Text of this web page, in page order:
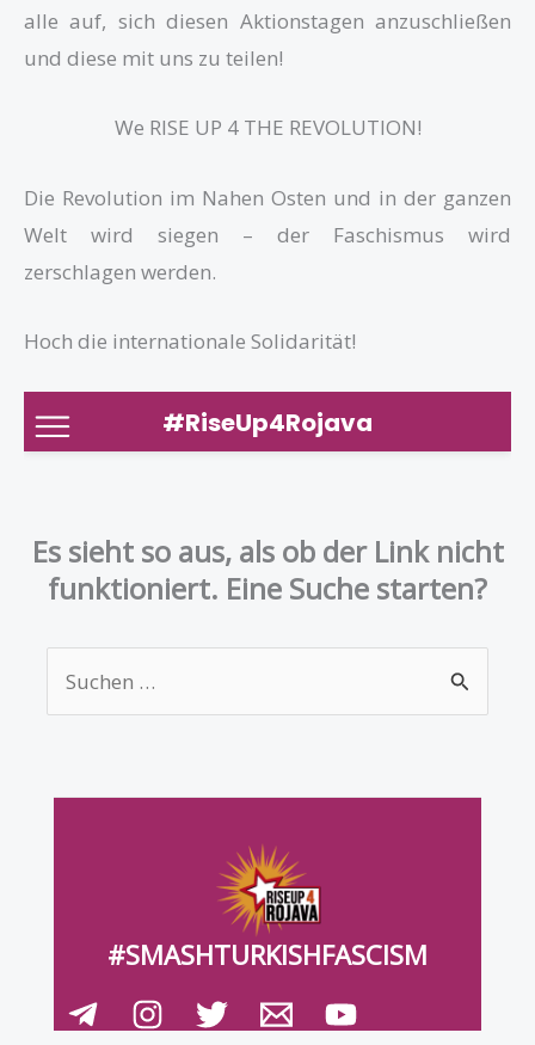
alle auf, sich diesen Aktionstagen anzuschließen
und diese mit uns zu teilen!
We RISE UP 4 THE REVOLUTION!
Die Revolution im Nahen Osten und in der ganzen
Welt wird siegen – der Faschismus wird
zerschlagen werden.
Hoch die internationale Solidarität!